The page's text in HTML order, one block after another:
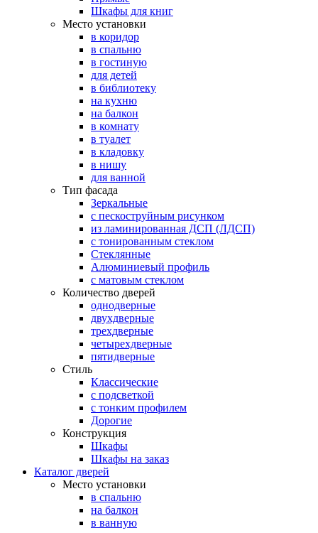
Шкафы для книг
Место установки
в коридор
в спальню
в гостиную
для детей
в библиотеку
на кухню
на балкон
в комнату
в туалет
в кладовку
в нишу
для ванной
Тип фасада
Зеркальные
с пескоструйным рисунком
из ламинированная ДСП (ЛДСП)
с тонированным стеклом
Стеклянные
Алюминиевый профиль
с матовым стеклом
Количество дверей
однодверные
двухдверные
трехдверные
четырехдверные
пятидверные
Стиль
Классические
с подсветкой
с тонким профилем
Дорогие
Конструкция
Шкафы
Шкафы на заказ
Каталог дверей
Место установки
в спальню
на балкон
в ванную